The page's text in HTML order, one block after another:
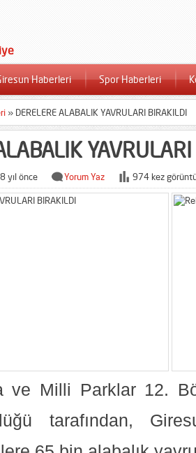
Haberleri Spor Haberleri
» DERELERE ALABALIK YAVRULARI BIRAKILDI
8 yıl önce Yorum Yaz 974 kez
ve Milli Parklar 12.
tarafından,